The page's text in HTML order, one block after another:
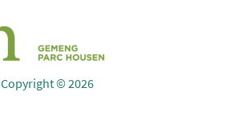
Copyright © 2026